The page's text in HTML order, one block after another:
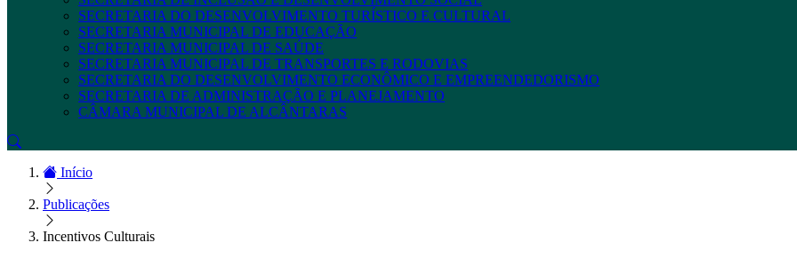
SECRETARIA DO DESENVOLVIMENTO TURÍSTICO E CULTURAL
SECRETARIA MUNICIPAL DE EDUCAÇÃO
SECRETARIA MUNICIPAL DE SAÚDE
SECRETARIA MUNICIPAL DE TRANSPORTES E RODOVIAS
SECRETARIA DO DESENVOLVIMENTO ECONÔMICO E EMPREENDEDORISMO
SECRETARIA DE ADMINISTRAÇÃO E PLANEJAMENTO
CÂMARA MUNICIPAL DE ALCÂNTARAS
Início
Publicações
Incentivos Culturais